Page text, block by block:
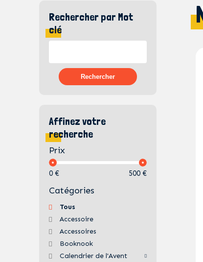
Rechercher par Mot
clé
Rechercher
Affinez votre
recherche
Prix
0 € 500 €
Catégories
Tous
Accessoire
Accessoires
Booknook
Calendrier de l'Avent